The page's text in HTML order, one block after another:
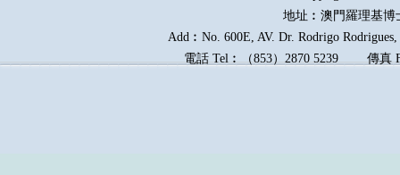
地址︰澳門羅理基博
Add︰No. 600E, AV. Dr. Rodrigo
電話 Tel︰（853）2870 5239傳真